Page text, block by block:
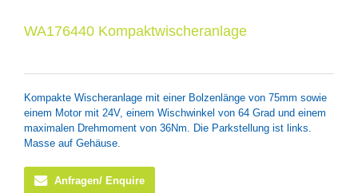
WA176440 Kompaktwischeranlage
Kompakte Wischeranlage mit einer Bolzenlänge von 75mm sowie
einem Motor mit 24V, einem Wischwinkel von 64 Grad und einem
maximalen Drehmoment von 36Nm. Die Parkstellung ist links.
Masse auf Gehäuse.
Anfragen/ Enquire